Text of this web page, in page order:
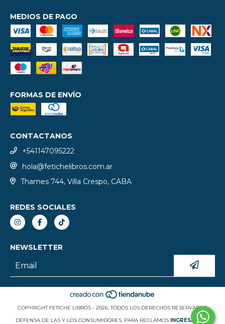
MEDIOS DE PAGO
FORMAS DE ENVÍO
CONTACTANOS
+541147095222
hola@fetichelibros.com.ar
Thames 744, Villa Crespo, CABA
REDES SOCIALES
NEWSLETTER
COPYRIGHT FETICHE LIBROS - 2026. TODOS LOS DERECHOS RESERVADOS.
DEFENSA DE LAS Y LOS CONSUMIDORES. PARA RECLAMOS INGRESÁ ACÁ.